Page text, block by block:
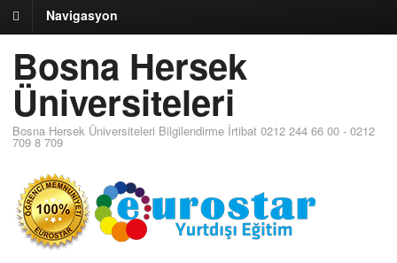
Navigasyon
Bosna Hersek
Üniversiteleri
Bosna Hersek Üniversiteleri Bilgilendirme İrtibat 0212 244 66 00 - 0212
709 8 709